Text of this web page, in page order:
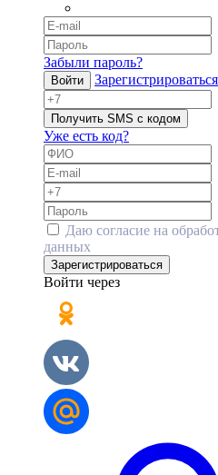
Забыли пароль?
Войти Зарегистрироваться
Получить SMS с кодом
Уже есть код?
Даю согласие на
данных
Зарегистрироваться
Войти через